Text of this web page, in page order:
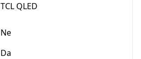
TCL QLED
Ne
Da